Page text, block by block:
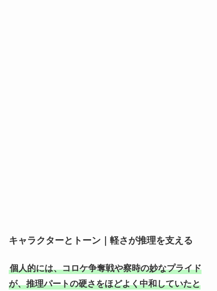
キャラクターとトーン｜軽さが推理を支える
個人的には、コロケ争奪戦や察時の妙なプライド
が、推理パートの硬さをほどよく中和していたと